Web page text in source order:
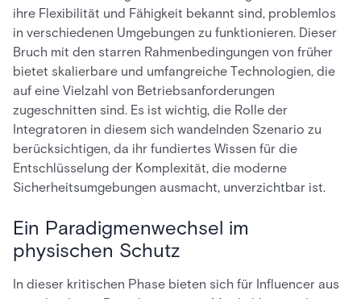
ihre Flexibilität und Fähigkeit bekannt sind, problemlos
in verschiedenen Umgebungen zu funktionieren. Dieser
Bruch mit den starren Rahmenbedingungen von früher
bietet skalierbare und umfangreiche Technologien, die
auf eine Vielzahl von Betriebsanforderungen
zugeschnitten sind. Es ist wichtig, die Rolle der
Integratoren in diesem sich wandelnden Szenario zu
berücksichtigen, da ihr fundiertes Wissen für die
Entschlüsselung der Komplexität, die moderne
Sicherheitsumgebungen ausmacht, unverzichtbar ist.
Ein Paradigmenwechsel im
physischen Schutz
In dieser kritischen Phase bieten sich für Influencer aus